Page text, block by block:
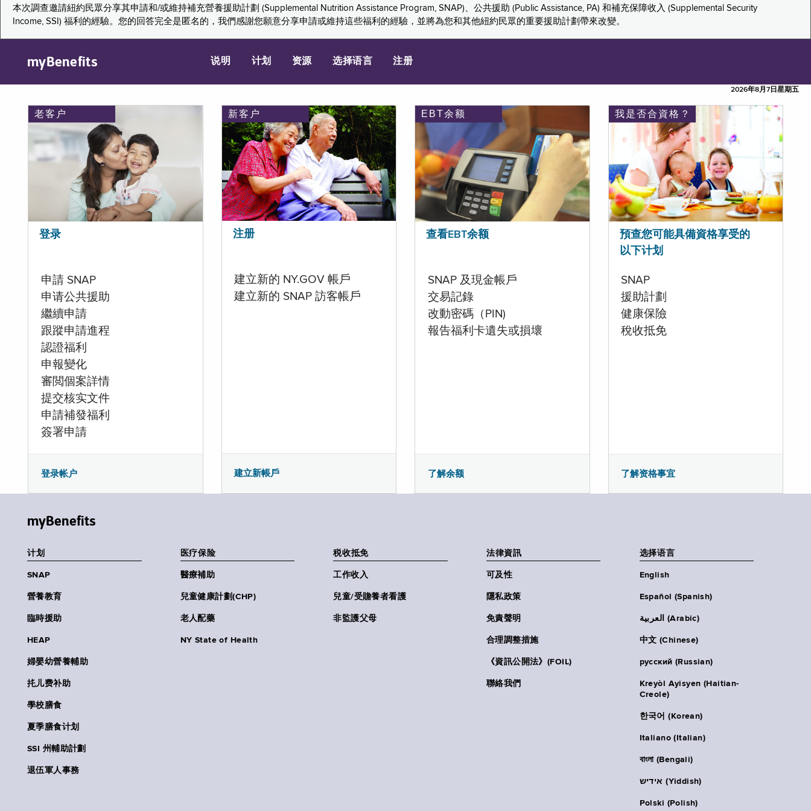
本次調查邀請紐約民眾分享其申請和/或維持補充營養援助計劃 (Supplemental Nutrition Assistance Program, SNAP)、公共援助 (Public Assistance, PA) 和補充保障收入 (Supplemental Security
Income, SSI) 福利的經驗。您的回答完全是匿名的，我們感謝您願意分享申請或維持這些福利的經驗，並將為您和其他紐約民眾的重要援助計劃帶來改變。
myBenefits 说明 计划 资源 选择语言 注册
2026年8月7日星期五
老客户
登录
申請 SNAP
申请公共援助
繼續申請
跟蹤申請進程
認證福利
申報變化
審閲個案詳情
提交核实文件
申請補發福利
簽署申請
登录帐户
新客户
注册
建立新的 NY.GOV 帳戶
建立新的 SNAP 訪客帳戶
建立新帳戶
EBT余额
查看EBT余额
SNAP 及現金帳戶
交易記錄
改動密碼（PIN)
報告福利卡遺失或損壞
了解余额
我是否合資格？
預查您可能具備資格享受的
以下计划
SNAP
援助計劃
健康保險
稅收抵免
了解资格事宜
myBenefits
计划
SNAP
營養教育
臨時援助
HEAP
婦嬰幼營養輔助
扥儿费补助
學校膳食
夏季膳食计划
SSI 州輔助計劃
退伍軍人事務
医疗保险
醫療補助
兒童健康計劃(CHP)
老人配藥
NY State of Health
税收抵免
工作收入
兒童/受贍養者看護
非監護父母
法律資訊
可及性
隱私政策
免責聲明
合理調整措施
《資訊公開法》(FOIL)
聯絡我們
选择语言
English
Español (Spanish)
العربية (Arabic)
中文 (Chinese)
русский (Russian)
Kreyòl Ayisyen (Haitian-
Creole)
한국어 (Korean)
Italiano (Italian)
বাংলা (Bengali)
אידיש (Yiddish)
Polski (Polish)